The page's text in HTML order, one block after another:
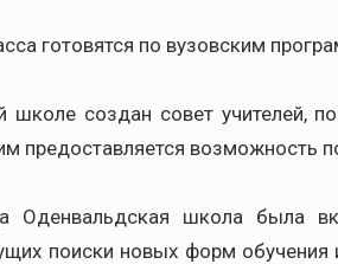
готовятся по вузовским
школе создан совет учителей,
предоставляется возможность
Оденвальдская школа была
поиски новых форм обучения